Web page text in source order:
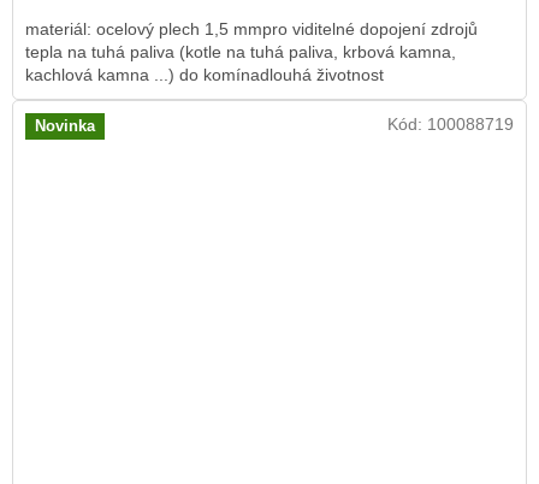
materiál: ocelový plech 1,5 mmpro viditelné dopojení zdrojů
tepla na tuhá paliva (kotle na tuhá paliva, krbová kamna,
kachlová kamna ...) do komínadlouhá životnost
Novinka Kód: 100088719